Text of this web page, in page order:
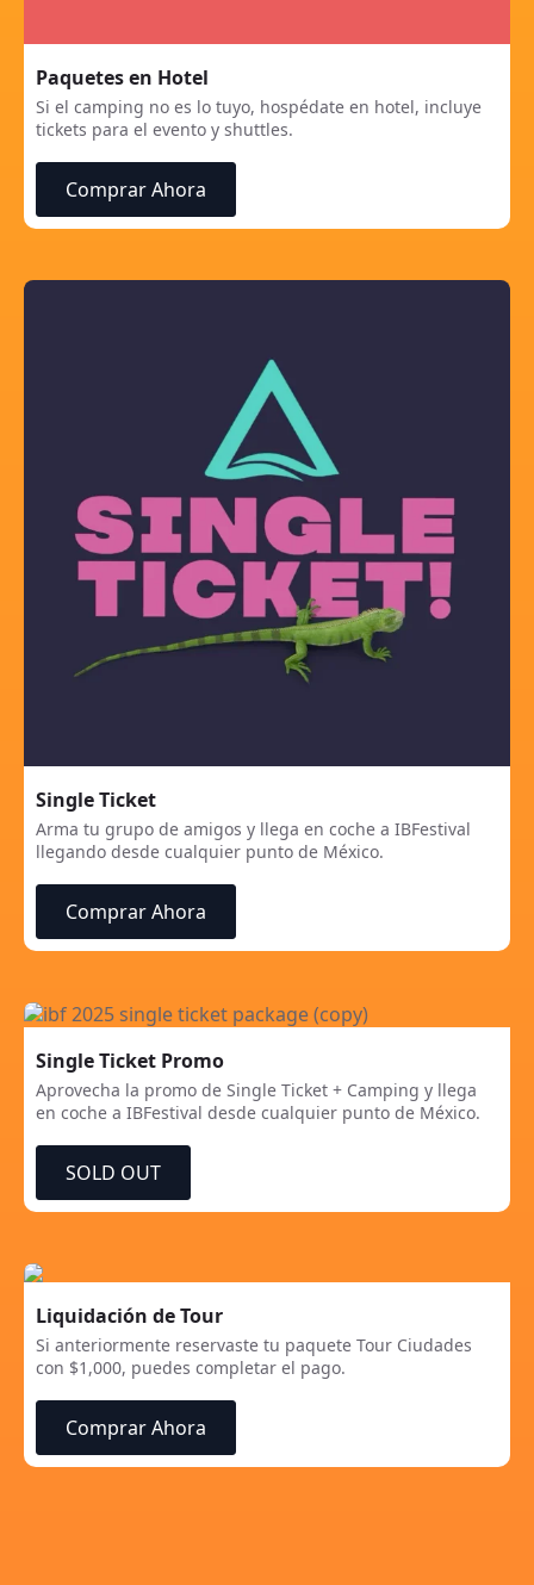
Paquetes en Hotel
Si el camping no es lo tuyo, hospédate en hotel, incluye
tickets para el evento y shuttles.
Comprar Ahora
Single Ticket
Arma tu grupo de amigos y llega en coche a IBFestival
llegando desde cualquier punto de México.
Comprar Ahora
Single Ticket Promo
Aprovecha la promo de Single Ticket + Camping y llega
en coche a IBFestival desde cualquier punto de México.
SOLD OUT
Liquidación de Tour
Si anteriormente reservaste tu paquete Tour Ciudades
con $1,000, puedes completar el pago.
Comprar Ahora